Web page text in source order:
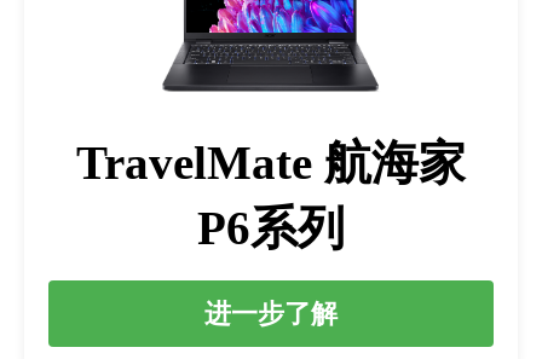
TravelMate 航海家
P6系列
进一步了解